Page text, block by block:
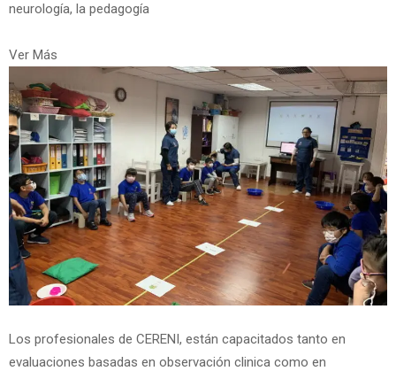
neurología, la pedagogía
Ver Más
Los profesionales de CERENI, están capacitados tanto en
evaluaciones basadas en observación clinica como en